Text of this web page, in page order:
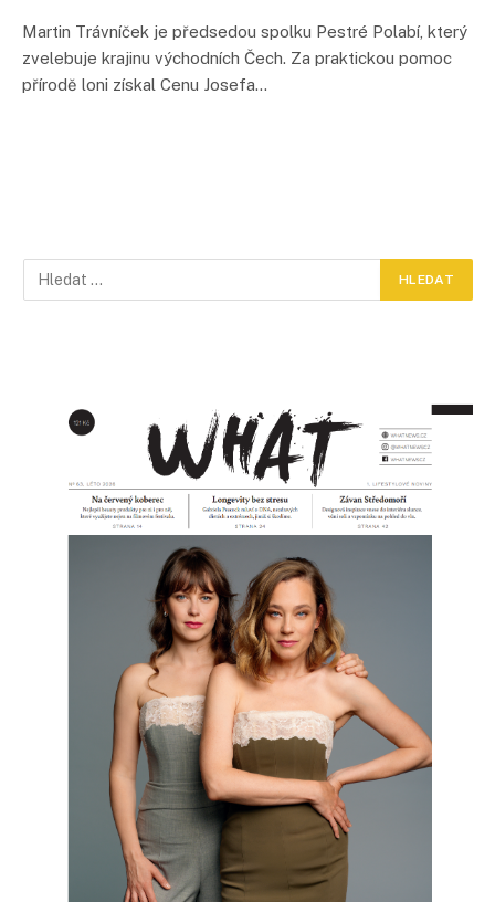
Martin Trávníček je předsedou spolku Pestré Polabí, který
zvelebuje krajinu východních Čech. Za praktickou pomoc
přírodě loni získal Cenu Josefa…